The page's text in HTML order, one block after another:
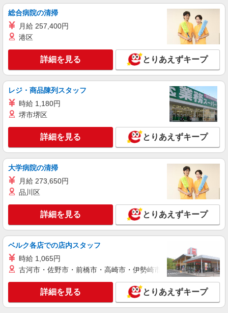
い・週払い可能（規程有）★ ゜・。○。・゜
キープ 詳細を見る
派遣社員
≪コールセンター≫
時給1350円〜 ※残業代支給 ★交通費別途支給
（規定あり） ゜+゜・。○。・゜+゜・。○。・゜
+゜ 入社祝い金10万円支給(規定有) お友達を紹介
頂くと, インセンティブ支給(規定有) ★月2回払
い・週払い可能（規程有）★ ゜・。○。・゜
福岡県福岡市博多区
詳細を見る
紹介予定派遣
株式会社シエロ
≪コールセンター≫
時給1450円〜 ※残業代支給 ★交通費別途支給
頂くと, インセンティブ支給(規定有) ★月2回払
い・週払い可能（規程有）★ ゜・。○。・゜
+゜・。○。・゜+゜
キープ 詳細を見る
紹介予定派遣
株式会社シエロ
未経験者 時給1200円 経験者 時給1300
円〜1350円（経験・能力による） ※残業代支給
★交通費別途支給（規定あり） ゜+゜・。○。・゜
+゜・。○。・゜+゜ 入社祝い金10万円支給(規定
福岡県福岡市博多区
総合病院の清掃
月給 257,400円
港区
詳細を見る とりあえずキープ
レジ・商品陳列スタッフ
時給 1,180円
堺市堺区
詳細を見る とりあえずキープ
大学病院の清掃
月給 273,650円
品川区
詳細を見る とりあえずキープ
ベルク各店での店内スタッフ
時給 1,065円
古河市・佐野市・前橋市・高崎市・伊勢崎市・太田市・館林市
詳細を見る とりあえずキープ